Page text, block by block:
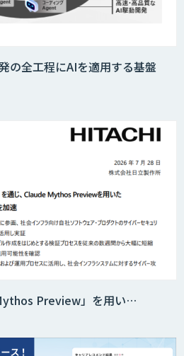
の全工程にAIを適用する基盤
Preview」を用い…